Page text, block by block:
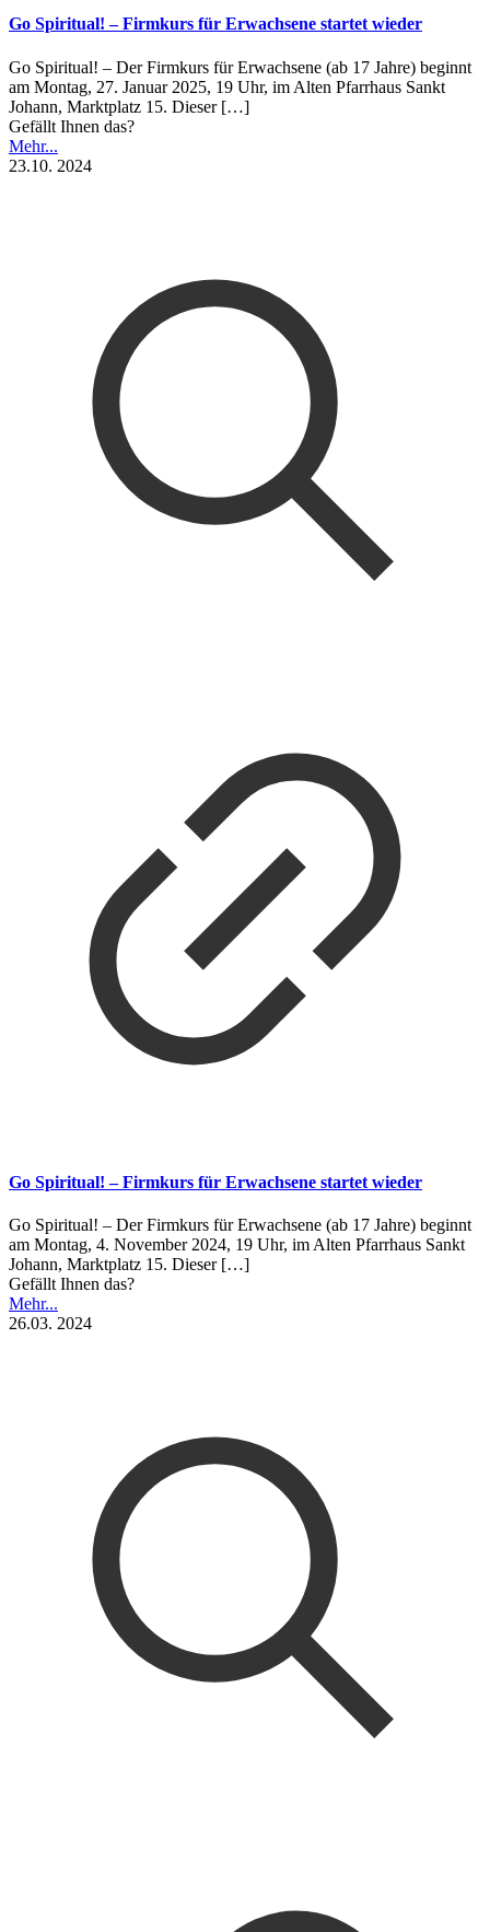
Go Spiritual! – Firmkurs für Erwachsene startet wieder
Go Spiritual! – Der Firmkurs für Erwachsene (ab 17 Jahre) beginnt
am Montag, 27. Januar 2025, 19 Uhr, im Alten Pfarrhaus Sankt
Johann, Marktplatz 15. Dieser[…]
Gefällt Ihnen das?
Mehr...
23.10. 2024
Go Spiritual! – Firmkurs für Erwachsene startet wieder
Go Spiritual! – Der Firmkurs für Erwachsene (ab 17 Jahre) beginnt
am Montag, 4. November 2024, 19 Uhr, im Alten Pfarrhaus Sankt
Johann, Marktplatz 15. Dieser[…]
Gefällt Ihnen das?
Mehr...
26.03. 2024